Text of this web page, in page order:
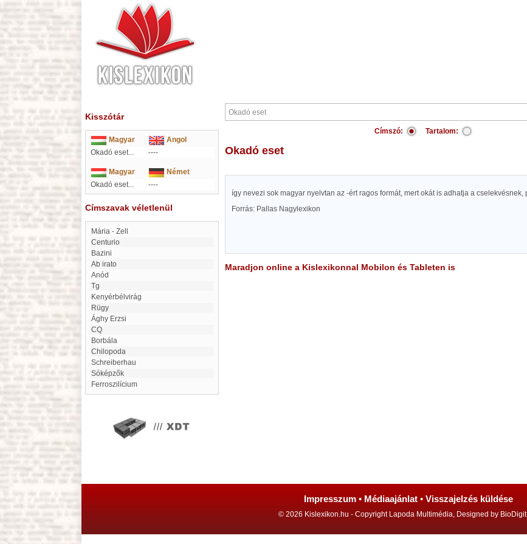
Kisszótár
Magyar
Angol
Okadó eset...
----
Magyar
Német
Okadó eset...
----
Címszavak véletlenül
Mária - Zell
Centurio
Bazini
ab irato
Anód
tg
Kenyérbélvirág
Rügy
Ághy Erzsi
CQ
Borbála
Chilopoda
Schreiberhau
Sóképzők
ferroszilícium
Címszó: Tartalom:
Okadó eset
így nevezi sok magyar nyelvtan az -ért ragos formát, mert okát is adhatja a cselekvésnek,
Forrás: Pallas Nagylexikon
Maradjon online a Kislexikonnal Mobilon és Tableten is
Impresszum • Médiaajánlat • Visszajelzés küldése
© 2026 Kislexikon.hu - Copyright Lapoda Multimédia, Designed by BioDigit